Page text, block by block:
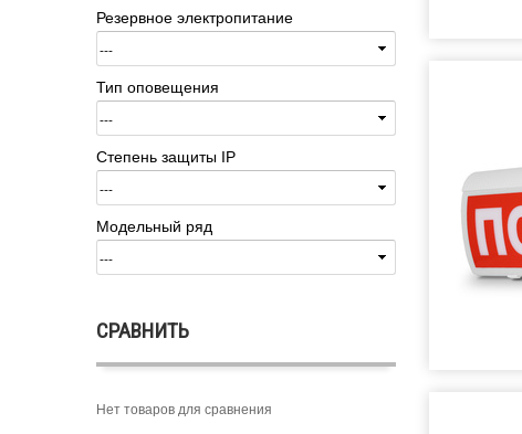
Резервное электропитание
Тип оповещения
Степень защиты IP
Модельный ряд
СРАВНИТЬ
Нет товаров для сравнения